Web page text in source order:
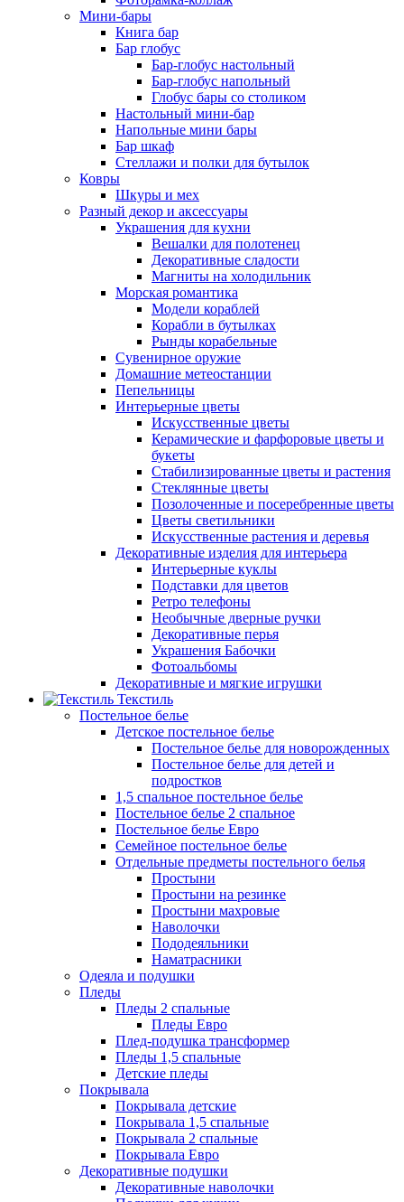
Мини-бары
Книга бар
Бар глобус
Бар-глобус настольный
Бар-глобус напольный
Глобус бары со столиком
Настольный мини-бар
Напольные мини бары
Бар шкаф
Стеллажи и полки для бутылок
Ковры
Шкуры и мех
Разный декор и аксессуары
Украшения для кухни
Вешалки для полотенец
Декоративные сладости
Магниты на холодильник
Морская романтика
Модели кораблей
Корабли в бутылках
Рынды корабельные
Сувенирное оружие
Домашние метеостанции
Пепельницы
Интерьерные цветы
Искусственные цветы
Керамические и фарфоровые цветы и
букеты
Стабилизированные цветы и растения
Стеклянные цветы
Позолоченные и посеребренные цветы
Цветы светильники
Искусственные растения и деревья
Декоративные изделия для интерьера
Интерьерные куклы
Подставки для цветов
Ретро телефоны
Необычные дверные ручки
Декоративные перья
Украшения Бабочки
Фотоальбомы
Декоративные и мягкие игрушки
Текстиль
Постельное белье
Детское постельное белье
Постельное белье для новорожденных
Постельное белье для детей и
подростков
1,5 спальное постельное белье
Постельное белье 2 спальное
Постельное белье Евро
Семейное постельное белье
Отдельные предметы постельного белья
Простыни
Простыни на резинке
Простыни махровые
Наволочки
Пододеяльники
Наматрасники
Одеяла и подушки
Пледы
Пледы 2 спальные
Пледы Евро
Плед-подушка трансформер
Пледы 1,5 спальные
Детские пледы
Покрывала
Покрывала детские
Покрывала 1,5 спальные
Покрывала 2 спальные
Покрывала Евро
Декоративные подушки
Декоративные наволочки